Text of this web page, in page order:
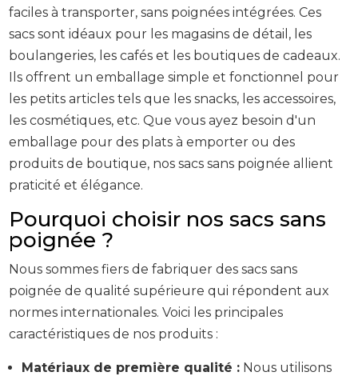
faciles à transporter, sans poignées intégrées. Ces
sacs sont idéaux pour les magasins de détail, les
boulangeries, les cafés et les boutiques de cadeaux.
Ils offrent un emballage simple et fonctionnel pour
les petits articles tels que les snacks, les accessoires,
les cosmétiques, etc. Que vous ayez besoin d'un
emballage pour des plats à emporter ou des
produits de boutique, nos sacs sans poignée allient
praticité et élégance.
Pourquoi choisir nos sacs sans
poignée ?
Nous sommes fiers de fabriquer des sacs sans
poignée de qualité supérieure qui répondent aux
normes internationales. Voici les principales
caractéristiques de nos produits :
Matériaux de première qualité : Nous utilisons